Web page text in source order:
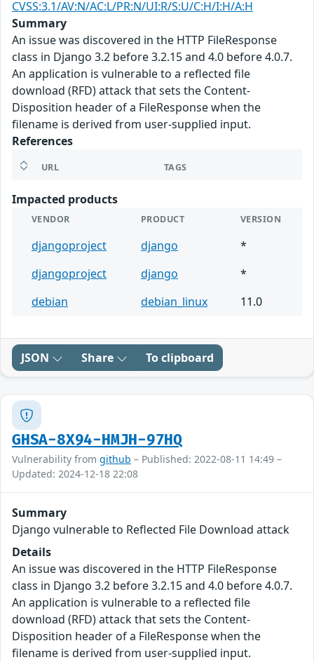
CVSS:3.1/AV:N/AC:L/PR:N/UI:R/S:U/C:H/I:H/A:H
Summary
An issue was discovered in the HTTP FileResponse
class in Django 3.2 before 3.2.15 and 4.0 before 4.0.7.
An application is vulnerable to a reflected file
download (RFD) attack that sets the Content-
Disposition header of a FileResponse when the
filename is derived from user-supplied input.
References
URL TAGS
Impacted products
VENDOR PRODUCT VERSION
djangoproject django
*
djangoproject
django
*
debian
debian_linux 11.0
JSON Share To clipboard
GHSA-8X94-HMJH-97HQ
Vulnerability from github – Published: 2022-08-11 14:49 –
Updated: 2024-12-18 22:08
Summary
Django vulnerable to Reflected File Download attack
Details
An issue was discovered in the HTTP FileResponse
class in Django 3.2 before 3.2.15 and 4.0 before 4.0.7.
An application is vulnerable to a reflected file
download (RFD) attack that sets the Content-
Disposition header of a FileResponse when the
filename is derived from user-supplied input.